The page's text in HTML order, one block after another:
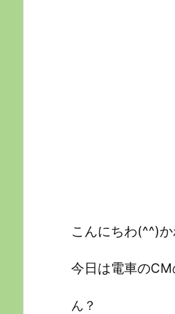
こんにちわ(^^)か
今日は電車のCM
ん？